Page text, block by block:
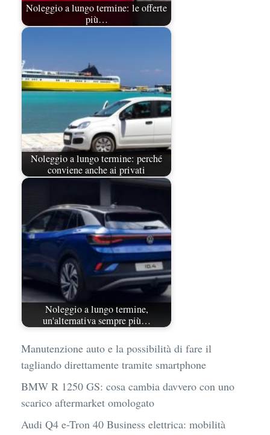
Noleggio a lungo termine: le offerte
più…
Noleggio a lungo termine: perché
conviene anche ai privati
Noleggio a lungo termine,
un'alternativa sempre più…
Manutenzione auto e la possibilità di fare il
tagliando direttamente tramite smartphone
BMW R 1250 GS: cosa cambia davvero con uno
scarico aftermarket omologato
Audi Q4 e-Tron 40 Business elettrica: mobilità